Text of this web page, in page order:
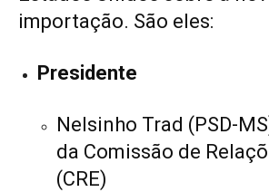
importação. São eles:
Presidente
Nelsinho Trad (PSD-
da Comissão de
(CRE)